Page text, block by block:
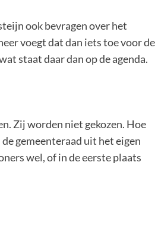
ook bevragen over het
voegt dat dan iets toe voor de
staat daar dan op de agenda.
Zij worden niet gekozen. Hoe
gemeenteraad uit het eigen
wel, of in de eerste plaats